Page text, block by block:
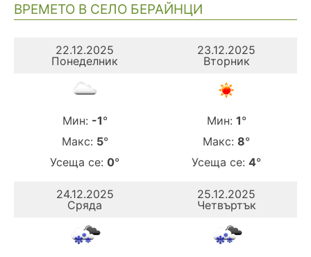
ВРЕМЕТО В СЕЛО БЕРАЙНЦИ
22.12.2025
Понеделник
Мин: -1°
Макс: 5°
Усеща се: 0°
23.12.2025
Вторник
Мин: 1°
Макс: 8°
Усеща се: 4°
24.12.2025
Сряда
25.12.2025
Четвъртък